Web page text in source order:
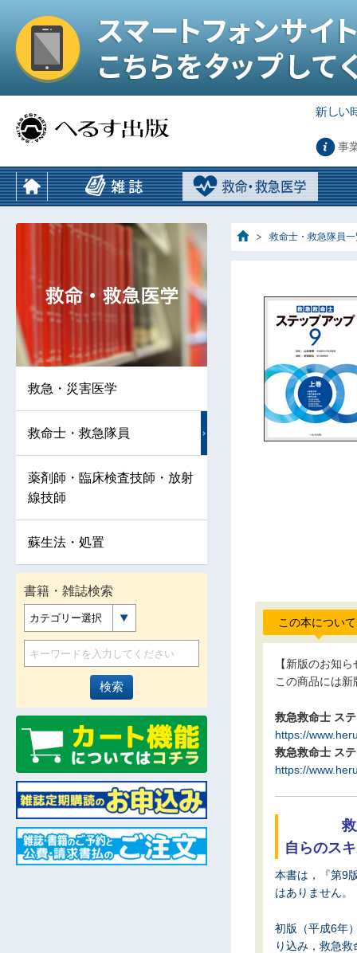
事
救命士・救急隊員
この本について
【新版のお知ら
この商品には
救急救命士 ス
https://
救急救命士 ス
https://
自らのス
本書は，『第9
はありません。
初版（平成6年
り込み，救急
救急・災害医学
救命士・救急隊員
薬剤師・臨床検査技師・放射
線技師
蘇生法・処置
書籍・雑誌検索
カテゴリー選択